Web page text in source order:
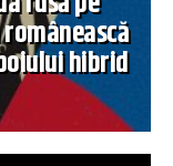
hibrid